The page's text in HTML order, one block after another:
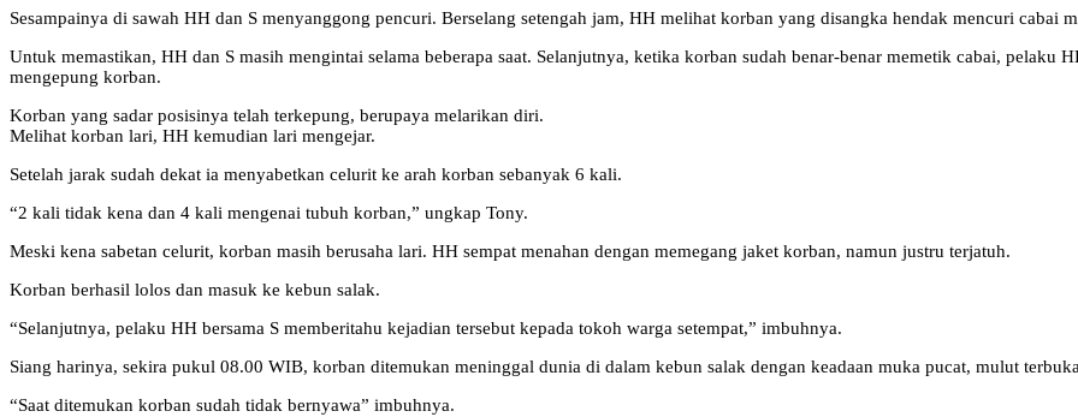
Sesampainya di sawah HH dan S menyanggong pencuri. Berselang setengah jam, HH melihat korban yang disangka hendak mencuri cabai
Untuk memastikan, HH dan S masih mengintai selama beberapa saat. Selanjutnya, ketika korban sudah benar-benar memetik cabai, pelaku
mengepung korban.
Korban yang sadar posisinya telah terkepung, berupaya melarikan diri.
Melihat korban lari, HH kemudian lari mengejar.
Setelah jarak sudah dekat ia menyabetkan celurit ke arah korban sebanyak 6 kali.
“2 kali tidak kena dan 4 kali mengenai tubuh korban,” ungkap Tony.
Meski kena sabetan celurit, korban masih berusaha lari. HH sempat menahan dengan memegang jaket korban, namun justru terjatuh.
Korban berhasil lolos dan masuk ke kebun salak.
“Selanjutnya, pelaku HH bersama S memberitahu kejadian tersebut kepada tokoh warga setempat,” imbuhnya.
Siang harinya, sekira pukul 08.00 WIB, korban ditemukan meninggal dunia di dalam kebun salak dengan keadaan muka pucat, mulut
“Saat ditemukan korban sudah tidak bernyawa” imbuhnya.